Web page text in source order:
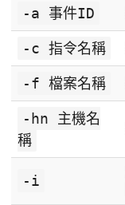
-a 事件ID
-c 指令名稱
-f 檔案名稱
-hn 主機名
稱
-i